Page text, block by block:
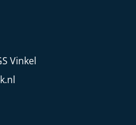
Vinkel